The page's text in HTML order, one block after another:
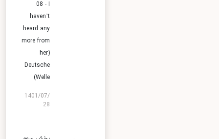
08 - I
haven’t
heard any
more from
her)
Deutsche
Welle)
1401/07/
28